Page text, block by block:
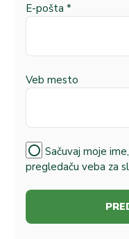
E-pošta *
Veb mesto
Sačuvaj moje
pregledaču veba za